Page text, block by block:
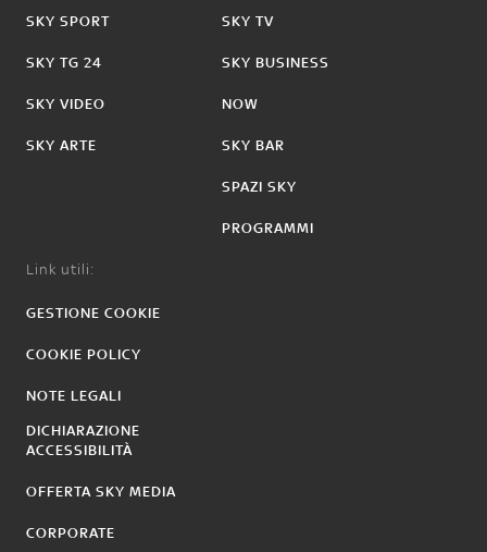
SKY SPORT
SKY TG 24
SKY VIDEO
SKY ARTE
SKY TV
SKY BUSINESS
NOW
SKY BAR
SPAZI SKY
PROGRAMMI
Link utili:
GESTIONE COOKIE
COOKIE POLICY
NOTE LEGALI
DICHIARAZIONE
ACCESSIBILITÀ
OFFERTA SKY MEDIA
CORPORATE